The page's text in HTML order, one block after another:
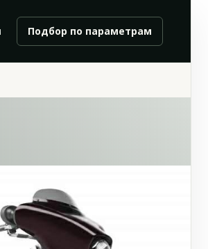
Подбор по параметрам